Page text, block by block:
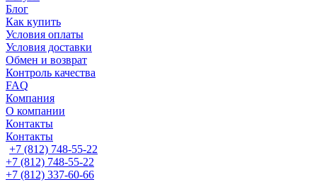
Блог
Как купить
Условия оплаты
Условия доставки
Обмен и возврат
Контроль качества
FAQ
Компания
О компании
Контакты
Контакты
+7 (812) 748-55-22
+7 (812) 748-55-22
+7 (812) 337-60-66